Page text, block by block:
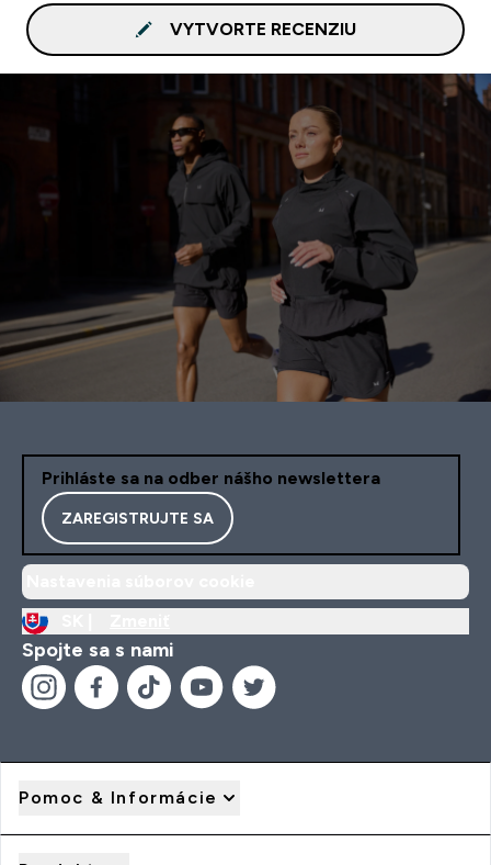
VYTVORTE RECENZIU
Prihláste sa na odber nášho newslettera
ZAREGISTRUJTE SA
Spojte sa s nami
Pomoc & Informácie